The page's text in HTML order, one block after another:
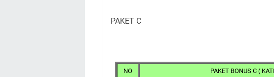
PAKET C
NO
PAKET BONUS C (